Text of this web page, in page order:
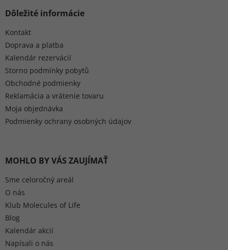
Dôležité informácie
Kontakt
Doprava a platba
Kalendár rezervácií
Storno podmínky pobytů
Obchodné podmienky
Reklamácia a vrátenie tovaru
Moja objednávka
Podmienky ochrany osobných údajov
MOHLO BY VÁS ZAUJÍMAŤ
Sme celoročný areál
O nás
Klub Molecules of Life
Blog
Kalendár akcií
Napísali o nás